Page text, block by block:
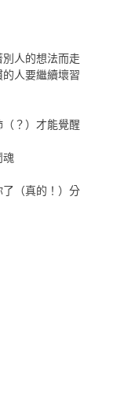
人的想法而走
人要繼續壞習
？）才能覺醒
魂
（真的！）分